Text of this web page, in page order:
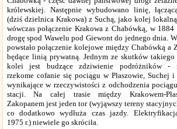
królewskiej. Następnie wybudowano linię,
(dziś dzielnica Krakowa) z Suchą, jako kolej
wówczas połączenie Krakowa z Chabówką, w 1884
drogę spod Wawelu pod Giewont do jednego dnia.
powstało połączenie kolejowe między Chabówką a
będące linią prywatną. Jednym ze skutków
kolei jest budzące zdziwienie podróżników -
rzekome cofanie się pociągu w Płaszowie, Suchej i
wynikające w rzeczywistości z odchodzenia
stacji. Na całej trasie między Krakowem-
Zakopanem jest jeden tor (wyjąwszy tereny
co dodatkowo wydłuża czas jazdy.
1975 r.) niewiele go skróciła.